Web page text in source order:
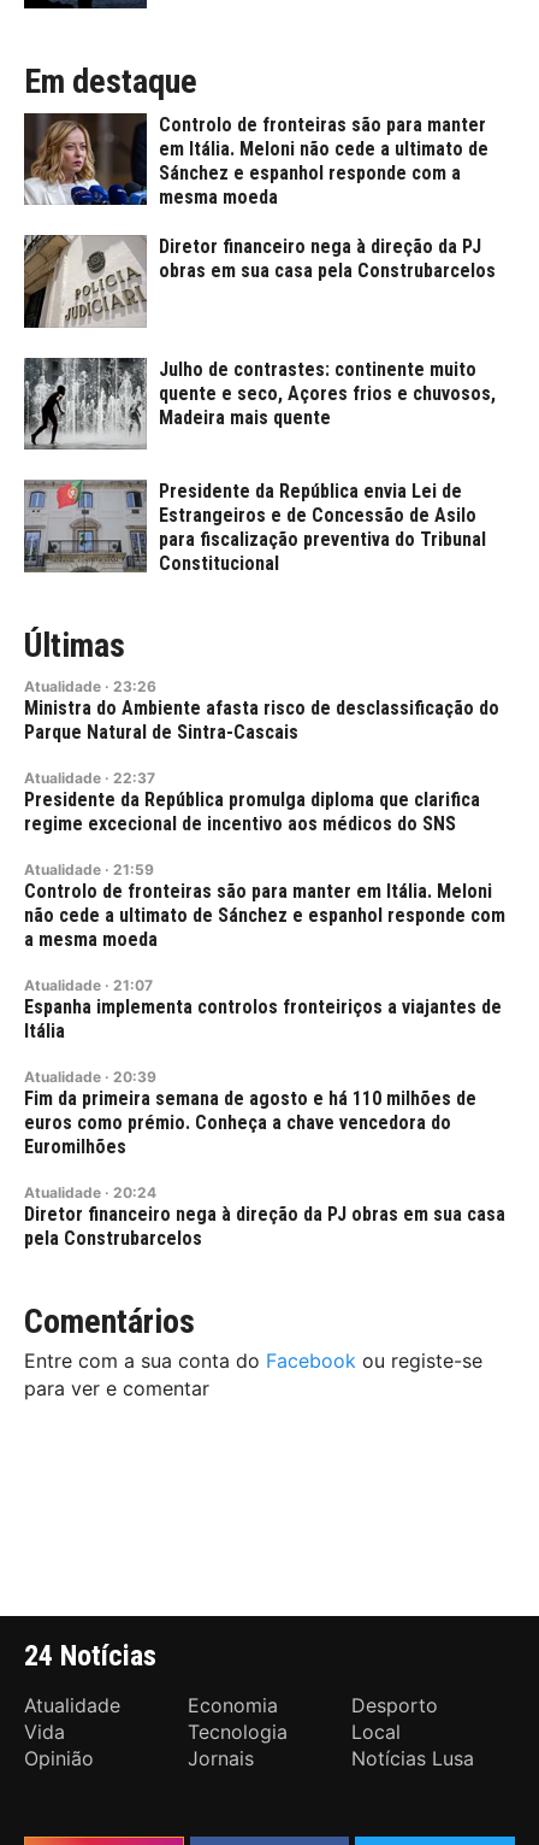
Em destaque
Controlo de fronteiras são para manter
em Itália. Meloni não cede a ultimato de
Sánchez e espanhol responde com a
mesma moeda
Diretor financeiro nega à direção da PJ
obras em sua casa pela Construbarcelos
Julho de contrastes: continente muito
quente e seco, Açores frios e chuvosos,
Madeira mais quente
Presidente da República envia Lei de
Estrangeiros e de Concessão de Asilo
para fiscalização preventiva do Tribunal
Constitucional
Últimas
Atualidade · 23:26
Ministra do Ambiente afasta risco de desclassificação do
Parque Natural de Sintra-Cascais
Atualidade · 22:37
Presidente da República promulga diploma que clarifica
regime excecional de incentivo aos médicos do SNS
Atualidade · 21:59
Controlo de fronteiras são para manter em Itália. Meloni
não cede a ultimato de Sánchez e espanhol responde com
a mesma moeda
Atualidade · 21:07
Espanha implementa controlos fronteiriços a viajantes de
Itália
Atualidade · 20:39
Fim da primeira semana de agosto e há 110 milhões de
euros como prémio. Conheça a chave vencedora do
Euromilhões
Atualidade · 20:24
Diretor financeiro nega à direção da PJ obras em sua casa
pela Construbarcelos
Comentários
Entre com a sua conta do Facebook ou registe-se
para ver e comentar
24 Notícias
Atualidade Economia
Desporto
Vida
Tecnologia
Local
Opinião
Jornais Notícias Lusa